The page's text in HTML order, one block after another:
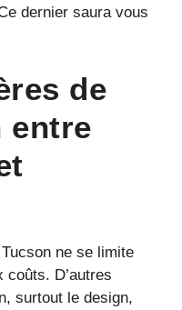
dernier saura vous
de
entre
ne se limite
coûts. D’autres
surtout le design,